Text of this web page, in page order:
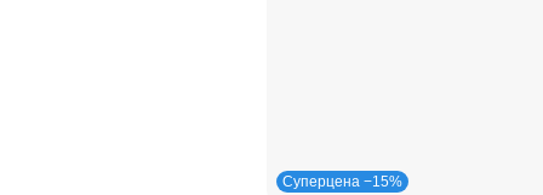
Суперцена −15%